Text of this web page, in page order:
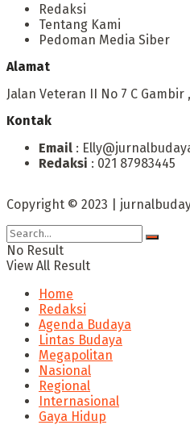
Redaksi
Tentang Kami
Pedoman Media Siber
Alamat
Jalan Veteran II No 7 C Gambir
Kontak
Email :
Redaksi : 021 87983445
Copyright © 2023 |
No Result
View All Result
Home
Redaksi
Agenda Budaya
Lintas Budaya
Megapolitan
Nasional
Regional
Internasional
Gaya Hidup